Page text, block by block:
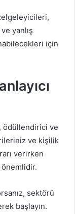
yanlış
için
ödüllendirici ve
ve kişilik
verirken
sektörü
başlayın.